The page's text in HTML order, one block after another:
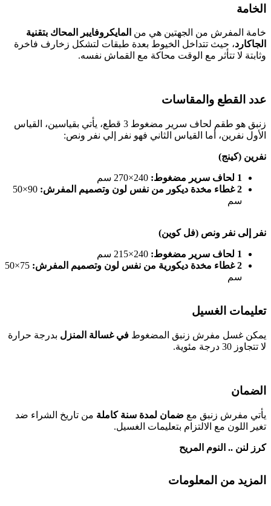
الخامة
خامة المفرش من الجهتين هي من المايكروفايبر المحاك بتقنية
الجاكارد، حيث تتداخل الخيوط بعدة طبقات لتشكل زخارف فاخرة
وثابتة لا تتأثر مع الوقت محاكة مع القماش نفسه.
عدد القطع والمقاسات
زنبق هو طقم لحاف سرير مضغوط 3 قطع، يأتي بقياسين، القياس
الأول نفرين، أما القياس الثاني فهو نفر إلي نفر ونص:
نفرين (كينج)
1 لحاف سرير مضغوط:
2 غطاء مخدة ديكور من نفس لون وتصميم المفرش:
90×50
سم
نفر إلى نفر ونص (فل كوين)
1 لحاف سرير مضغوط:
2 غطاء مخدة ديكورية من نفس لون وتصميم المفرش:
75×50
سم
تعليمات الغسيل
يمكن غسل مفرش زنبق المضغوط في غسالة المنزل بدرجة حرارة
لا تتجاوز 30 درجة مئوية.
الضمان
يأتي مفرش زنبق مع ضمان لمدة سنة كاملة من تاريخ الشراء ضد
تغير اللون مع الالتزام بتعليمات الغسيل.
كرز لنن .. النوم المريح
المزيد من المعلومات